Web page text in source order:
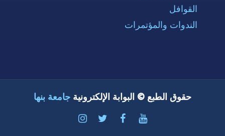
القوافل
الندوات والمؤتمرات
حقوق الطبع © البوابة الإلكترونية جامعة بنها